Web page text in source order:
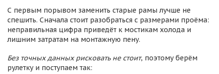
С первым порывом заменить старые рамы лучше не
спешить. Сначала стоит разобраться с размерами проёма:
неправильная цифра приведёт к мостикам холода и
лишним затратам на монтажную пену.
Без точных данных рисковать не стоит, поэтому берём
рулетку и поступаем так: